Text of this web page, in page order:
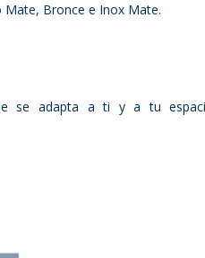
Bronce e Inox Mate.
se adapta a ti y a tu